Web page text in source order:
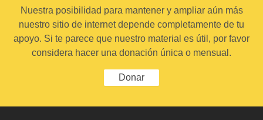
Nuestra posibilidad para mantener y ampliar aún más
nuestro sitio de internet depende completamente de tu
apoyo. Si te parece que nuestro material es útil, por favor
considera hacer una donación única o mensual.
Donar